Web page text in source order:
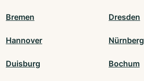
Bremen Dresden
Hannover Nürnberg
Duisburg Bochum